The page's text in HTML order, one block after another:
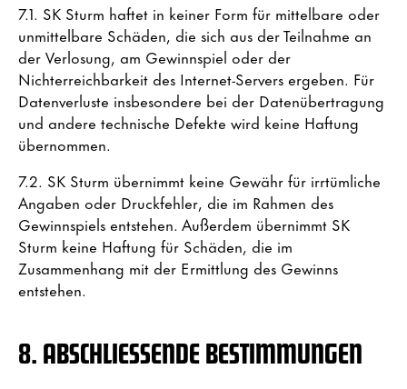
7.1. SK Sturm haftet in keiner Form für mittelbare oder
unmittelbare Schäden, die sich aus der Teilnahme an
der Verlosung, am Gewinnspiel oder der
Nichterreichbarkeit des Internet-Servers ergeben. Für
Datenverluste insbesondere bei der Datenübertragung
und andere technische Defekte wird keine Haftung
übernommen.
7.2. SK Sturm übernimmt keine Gewähr für irrtümliche
Angaben oder Druckfehler, die im Rahmen des
Gewinnspiels entstehen. Außerdem übernimmt SK
Sturm keine Haftung für Schäden, die im
Zusammenhang mit der Ermittlung des Gewinns
entstehen.
8. ABSCHLIESSENDE BESTIMMUNGEN